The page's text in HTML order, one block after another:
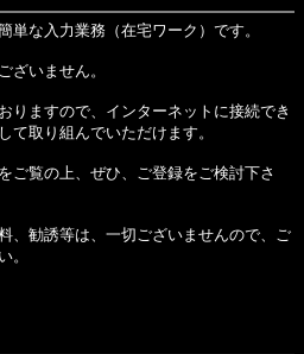
な入力業務（在宅ワーク）です。
ざいません。
りますので、インターネットに接続でき
て取り組んでいただけます。
ご覧の上、ぜひ、ご登録をご検討下さ
、勧誘等は、一切ございませんので、ご
い。